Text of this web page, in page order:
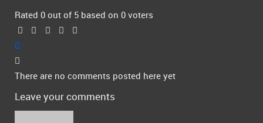
Rated 0 out of 5 based on 0 voters
There are no comments posted here yet
Leave your comments